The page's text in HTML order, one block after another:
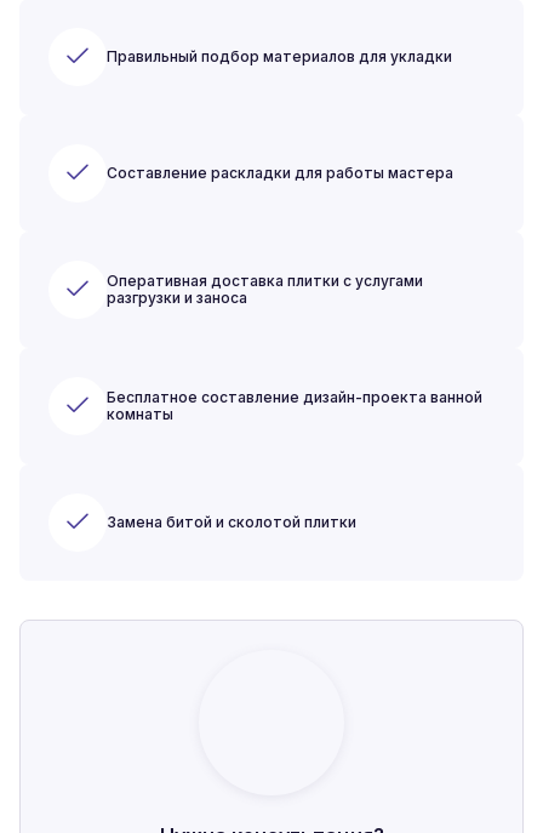
Правильный подбор материалов для укладки
Составление раскладки для работы мастера
Оперативная доставка плитки с услугами
разгрузки и заноса
Бесплатное составление дизайн-проекта ванной
комнаты
Замена битой и сколотой плитки